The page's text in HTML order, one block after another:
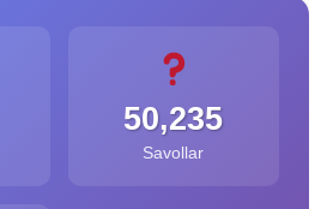
50,235
Savollar